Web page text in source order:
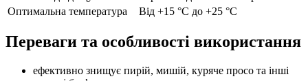
Оптимальна температура
Від +15 °C до +25 °C
Переваги та особливості використання
ефективно знищує пирій, мишій, куряче просо та інші